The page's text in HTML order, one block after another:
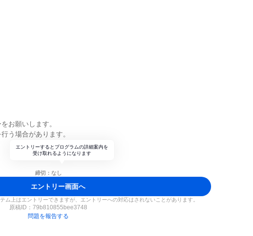
お願いします。
う場合があります。
エントリーするとプログラムの詳細案内を
受け取れるようになります
締切：なし
エントリー画面へ
ム上はエントリーできますが、エントリーへの対応はされないことがあります。
原稿ID： 79b810855bee3748
問題を報告する